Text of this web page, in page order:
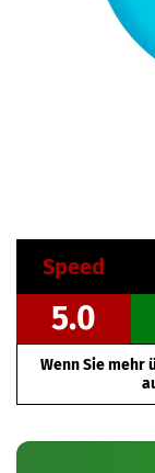
Speed
5.0
Wenn Sie mehr